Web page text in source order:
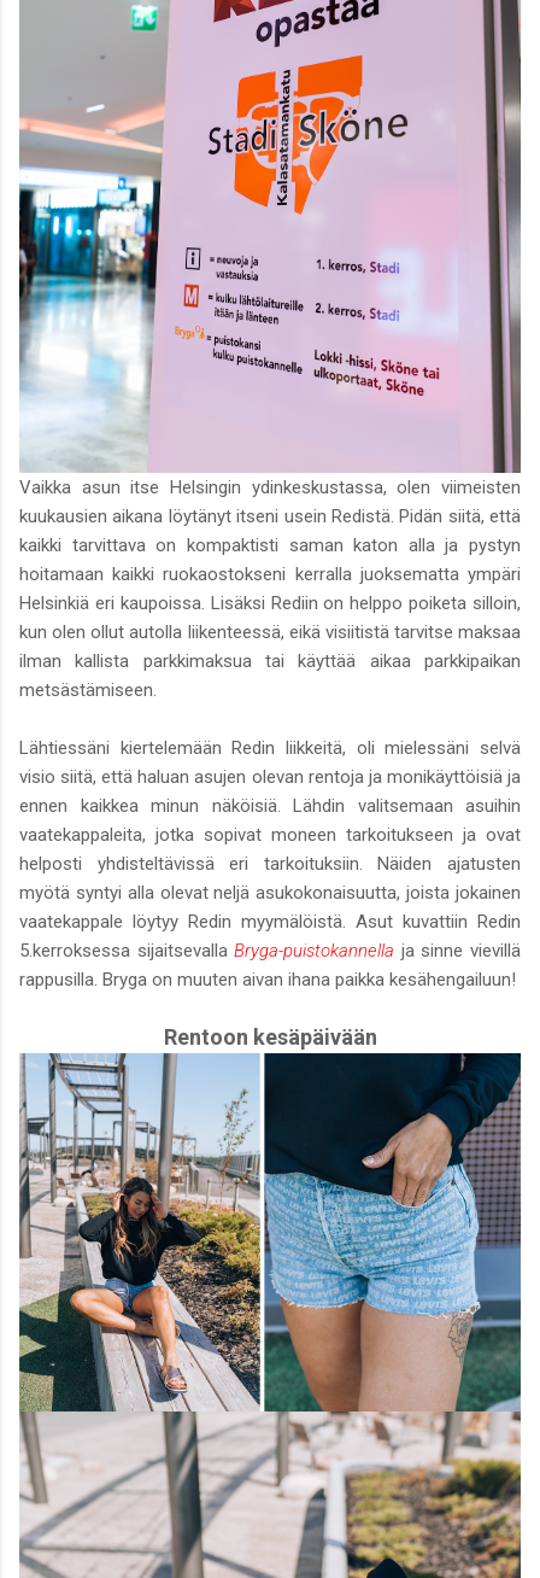
Vaikka asun itse Helsingin ydinkeskustassa, olen viimeisten
kuukausien aikana löytänyt itseni usein Redistä. Pidän siitä, että
kaikki tarvittava on kompaktisti saman katon alla ja pystyn
hoitamaan kaikki ruokaostokseni kerralla juoksematta ympäri
Helsinkiä eri kaupoissa. Lisäksi Rediin on helppo poiketa silloin,
kun olen ollut autolla liikenteessä, eikä visiitistä tarvitse maksaa
ilman kallista parkkimaksua tai käyttää aikaa parkkipaikan
metsästämiseen.
Lähtiessäni kiertelemään Redin liikkeitä, oli mielessäni selvä
visio siitä, että haluan asujen olevan rentoja ja monikäyttöisiä ja
ennen kaikkea minun näköisiä. Lähdin valitsemaan asuihin
vaatekappaleita, jotka sopivat moneen tarkoitukseen ja ovat
helposti yhdisteltävissä eri tarkoituksiin. Näiden ajatusten
myötä syntyi alla olevat neljä asukokonaisuutta, joista jokainen
vaatekappale löytyy Redin myymälöistä. Asut kuvattiin Redin
5.kerroksessa sijaitsevallaBryga-puistokannella ja sinne vievillä
rappusilla. Bryga on muuten aivan ihana paikka kesähengailuun!
Rentoon kesäpäivään